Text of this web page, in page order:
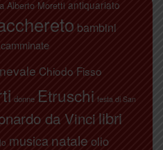
Alberto Moretti antiquariato
bambini
camminate
Chiodo Fisso
donne Etruschi festa di San
da Vincilibri
musica natale olio